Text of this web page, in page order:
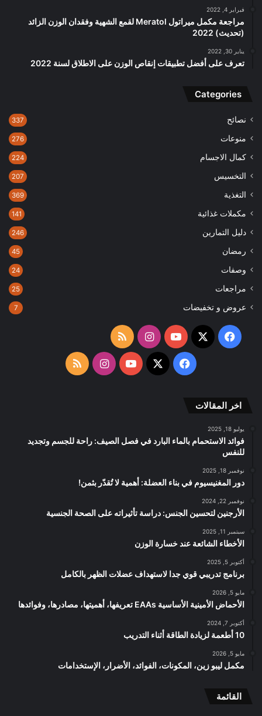
فبراير 4, 2022
مراجعة مكمل ميراتول Meratol لقمع الشهية وفقدان الوزن الزائد
(تحديث) 2022
يناير 30, 2022
تعرف على أفضل تطبيقات إنقاص الوزن على الاطلاق لسنة 2022
Categories
نصائح 337
منوعات 276
كمال الاجسام 224
التخسيس 207
التغذية 369
مكملات غذائية 141
دليل التمارين 246
رمضان 45
وصفات 24
مراجعات 25
عروض و تخفيضات 7
فيسبوك
‫X
‫YouTubeانستقرامملخص
الموقع
فيسبوك
‫X
‫YouTubeانستقرامملخص
اخر المقالات
يوليو 18, 2025
فوائد الاستحمام بالماء البارد في فصل الصيف: راحة للجسم وتجديد
للنفس
نوفمبر 18, 2025
دور المغنيسيوم في بناء العضلة: أهمية لا تُقدّر بثمن!
نوفمبر 22, 2024
الأرجنين لتحسين الجنس: دراسة تأثيراته على الصحة الجنسية
سبتمبر 11, 2025
الأخطاء الشائعة عند خسارة الوزن
أكتوبر 5, 2025
برنامج تدريبي قوي جدا لاستهداف عضلات الظهر بالكامل
مايو 5, 2026
الأحماض الأمينية الأساسية EAAs تعريفها، أهميتها، مصادرها، وفوائدها
أكتوبر 7, 2024
10 أطعمة لزيادة الطاقة أثناء التدريب
مايو 5, 2026
مكمل ليبو زين، المكونات، الفوائد، الأضرار، الإستخدامات
القائمة